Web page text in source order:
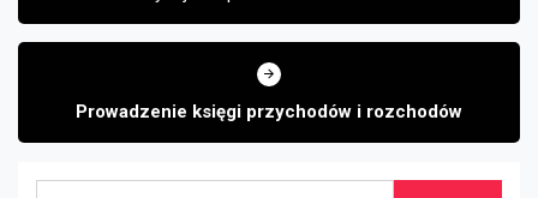
Prowadzenie księgi przychodów i rozchodów